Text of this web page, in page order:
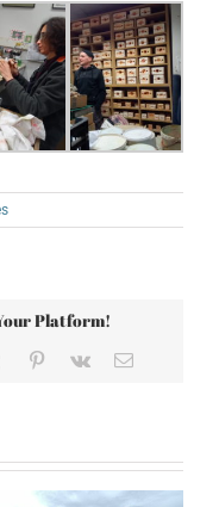
Platform!
Tumblr Pinterest
Vk Email